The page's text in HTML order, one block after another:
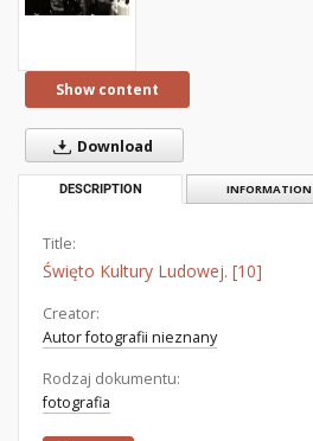
Show content
Download
DESCRIPTION INFORMATION
Title:
Święto Kultury Ludowej. [10]
Creator:
Autor fotografii nieznany
Rodzaj dokumentu:
fotografia